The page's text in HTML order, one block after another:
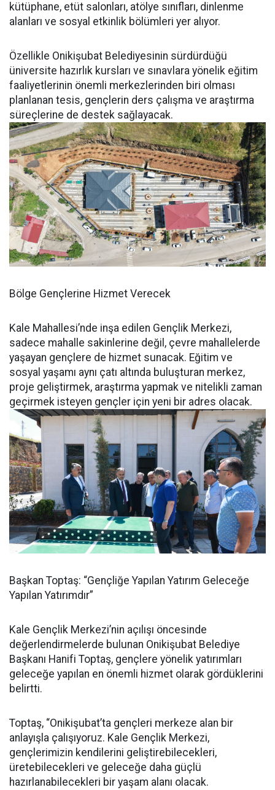
kütüphane, etüt salonları, atölye sınıfları, dinlenme
alanları ve sosyal etkinlik bölümleri yer alıyor.
Özellikle Onikişubat Belediyesinin sürdürdüğü
üniversite hazırlık kursları ve sınavlara yönelik eğitim
faaliyetlerinin önemli merkezlerinden biri olması
planlanan tesis, gençlerin ders çalışma ve araştırma
süreçlerine de destek sağlayacak.
Bölge Gençlerine Hizmet Verecek
Kale Mahallesi’nde inşa edilen Gençlik Merkezi,
sadece mahalle sakinlerine değil, çevre mahallelerde
yaşayan gençlere de hizmet sunacak. Eğitim ve
sosyal yaşamı aynı çatı altında buluşturan merkez,
proje geliştirmek, araştırma yapmak ve nitelikli zaman
geçirmek isteyen gençler için yeni bir adres olacak.
Başkan Toptaş: “Gençliğe Yapılan Yatırım Geleceğe
Yapılan Yatırımdır”
Kale Gençlik Merkezi’nin açılışı öncesinde
değerlendirmelerde bulunan Onikişubat Belediye
Başkanı Hanifi Toptaş, gençlere yönelik yatırımları
geleceğe yapılan en önemli hizmet olarak gördüklerini
belirtti.
Toptaş, “Onikişubat’ta gençleri merkeze alan bir
anlayışla çalışıyoruz. Kale Gençlik Merkezi,
gençlerimizin kendilerini geliştirebilecekleri,
üretebilecekleri ve geleceğe daha güçlü
hazırlanabilecekleri bir yaşam alanı olacak.